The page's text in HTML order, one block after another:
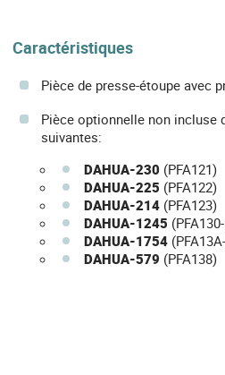
Caractéristiques
Pièce de presse-étoupe avec
Pièce optionnelle non incluse
suivantes:
DAHUA-230 (PFA121)
DAHUA-225 (PFA122)
DAHUA-214 (PFA123)
DAHUA-1245
DAHUA-1754
DAHUA-579 (PFA138)